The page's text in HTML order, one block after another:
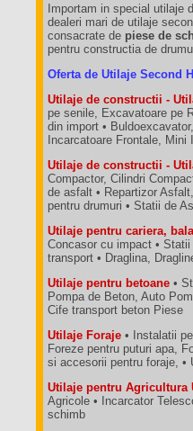
Importam in special utilaje
dealeri mari de utilaje
consacrate de piese de
pentru constructia de
Oferta de Utilaje Second
Utilaje de constructii -
pe senile, Excavatoare pe
din import •
Incarcatoare Frontale, Mini
Utilaje de constructii -
Compactor, Cilindri
de asfalt • Repartizor
pentru drumuri • Statii de
Utilaje pentru cariera,
Concasor cu impact •
transport • Draglina,
Utilaje pentru betoane •
Pompa de Beton, Auto
Cife transport beton Piese
Utilaje Foraje • Instalatii
Foreze pentru puturi apa,
si accesorii pentru foraje, •
Utilaje pentru Agricultura
Agricole • Incarcator
schimb